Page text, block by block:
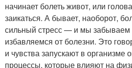
начинает болеть живот, или
заикаться. А бывает, наоборот,
сильный стресс — и мы забываем
избавляемся от болезни. Это
и чувства запускают в организме
процессы, которые влияют на